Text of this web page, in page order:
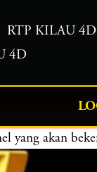
RTP KILAU 4D
4D
yang akan